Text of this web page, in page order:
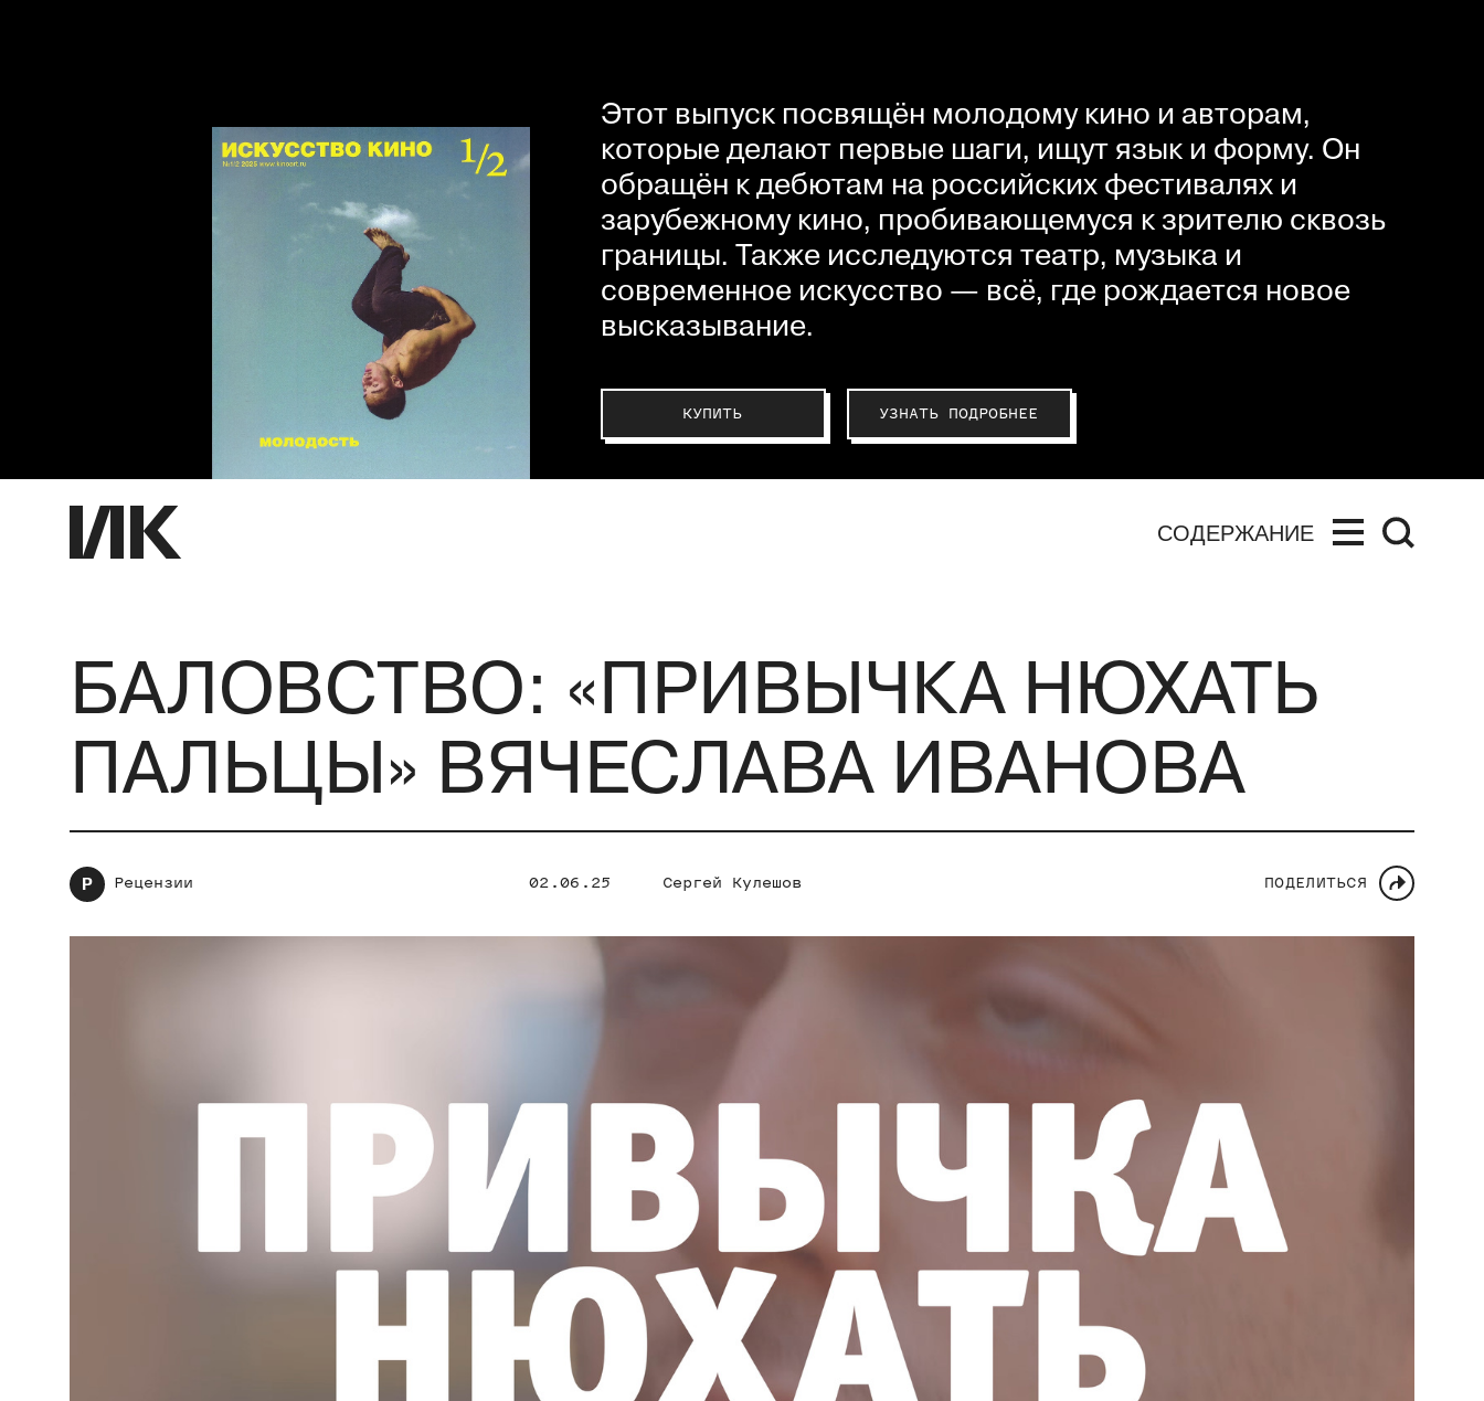
Этот выпуск посвящён молодому кино и авторам,
которые делают первые шаги, ищут язык и форму. Он
обращён к дебютам на российских фестивалях и
зарубежному кино, пробивающемуся к зрителю сквозь
границы. Также исследуются театр, музыка и
современное искусство — всё, где рождается новое
высказывание.
КУПИТЬ УЗНАТЬ ПОДРОБНЕЕ
СОДЕРЖАНИЕ
БАЛОВСТВО: «ПРИВЫЧКА НЮХАТЬ
ПАЛЬЦЫ» ВЯЧЕСЛАВА ИВАНОВА
Р Рецензии 02.06.25 Сергей Кулешов ПОДЕЛИТЬСЯ